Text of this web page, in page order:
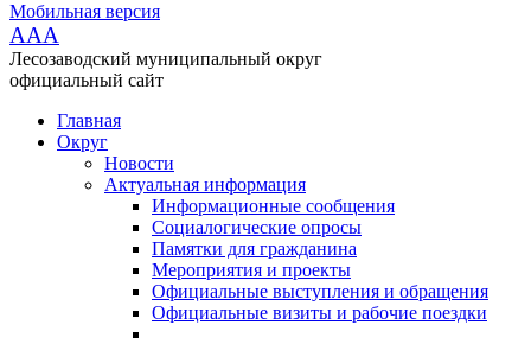
Мобильная версия
AAA
Лесозаводский муниципальный округ
официальный сайт
Главная
Округ
Новости
Актуальная информация
Информационные сообщения
Социалогические опросы
Памятки для гражданина
Мероприятия и проекты
Официальные выступления и обращения
Официальные визиты и рабочие поездки